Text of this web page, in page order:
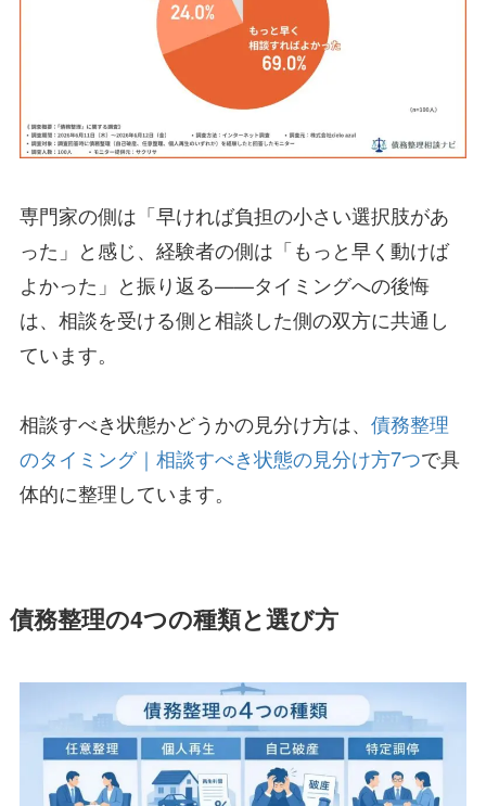
専門家の側は「早ければ負担の小さい選択肢があ
った」と感じ、経験者の側は「もっと早く動けば
よかった」と振り返る——タイミングへの後悔
は、相談を受ける側と相談した側の双方に共通し
ています。
相談すべき状態かどうかの見分け方は、 債務整理
のタイミング｜相談すべき状態の見分け方7つで具
体的に整理しています。
債務整理の4つの種類と選び方